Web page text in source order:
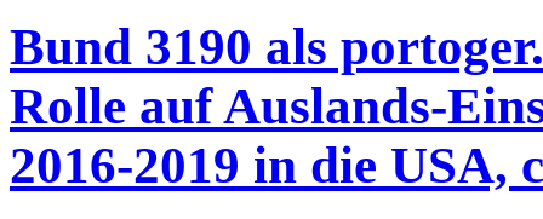
Bund 3190 als
Rolle auf Auslands-
2016-2019 in die USA,